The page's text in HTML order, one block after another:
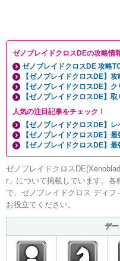
ゼノブレイドクロスDEの攻略情
ゼノブレイドクロスDE 攻略
【ゼノブレイドクロスDE】
【ゼノブレイドクロスDE】
【ゼノブレイドクロスDE】
人気の注目記事をチェック！
【ゼノブレイドクロスDE】
【ゼノブレイドクロスDE】
【ゼノブレイドクロスDE】
ゼノブレイドクロス
r」について掲載しています。
で、ゼノブレイドクロス ディ
お役立てください。
デ